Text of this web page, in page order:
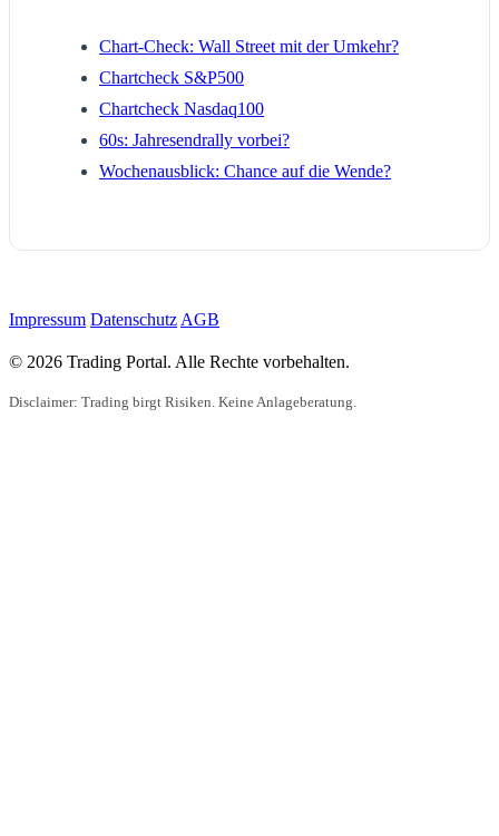
Chart-Check: Wall Street mit der Umkehr?
Chartcheck S&P500
Chartcheck Nasdaq100
60s: Jahresendrally vorbei?
Wochenausblick: Chance auf die Wende?
Impressum Datenschutz AGB
© 2026 Trading Portal. Alle Rechte vorbehalten.
Disclaimer: Trading birgt Risiken. Keine Anlageberatung.